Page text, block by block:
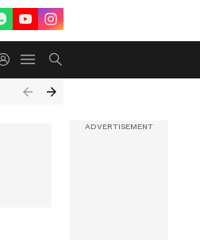
Akkineni Nageswara Rao